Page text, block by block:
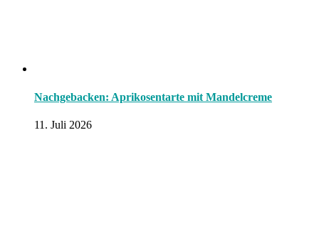
Nachgebacken: Aprikosentarte mit Mandelcreme
11. Juli 2026